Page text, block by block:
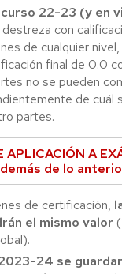
22-23 (y en
con
de cualquier
final de 0.0
no se pueden
de cuál
partes.
APLICACIÓN A
de lo
de certificación,
el mismo valor
24 se